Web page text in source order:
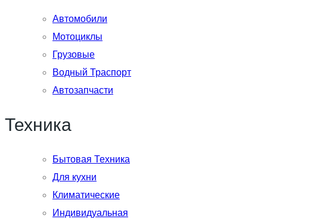
Автомобили
Мотоциклы
Грузовые
Водный Траспорт
Автозапчасти
Техника
Бытовая Техника
Для кухни
Климатические
Индивидуальная